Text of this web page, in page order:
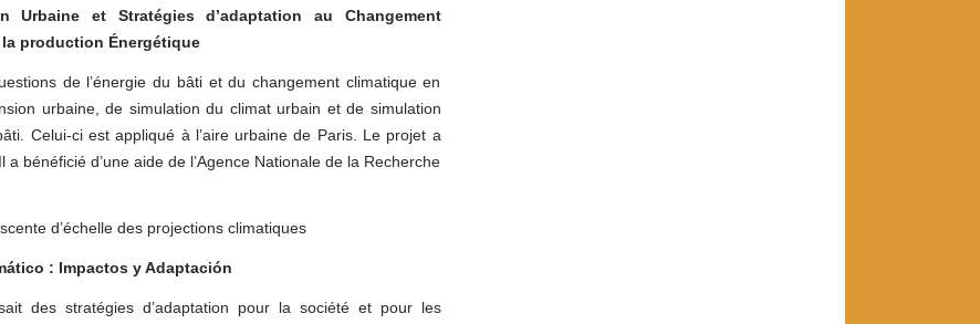
Urbaine et Stratégies d’adaptation au Changement
production Énergétique
de l’énergie du bâti et du changement climatique en
urbaine, de simulation du climat urbain et de simulation
Celui-ci est appliqué à l’aire urbaine de Paris. Le projet a
bénéficié d’une aide de l’Agence Nationale de la Recherche
d’échelle des projections climatiques
: Impactos y Adaptación
des stratégies d’adaptation pour la société et pour les